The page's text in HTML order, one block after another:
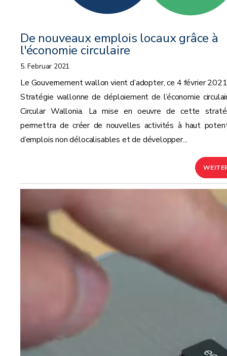
De nouveaux emplois locaux grâce à
l'économie circulaire
5. Februar 2021
Le Gouvernement wallon vient d’adopter, ce 4 février
Stratégie wallonne de déploiement de l’économie
Circular Wallonia. La mise en oeuvre de cette
permettra de créer de nouvelles activités à haut
d’emplois non délocalisables et de développer...